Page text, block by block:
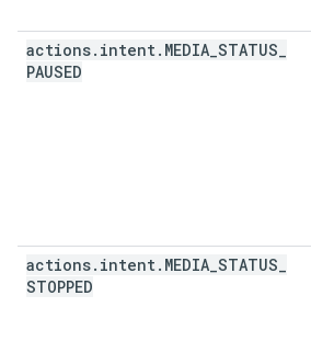
actions. intent . MEDIA STATUS
PAUSED
actions. intent . MEDIA STATUS
STOPPED